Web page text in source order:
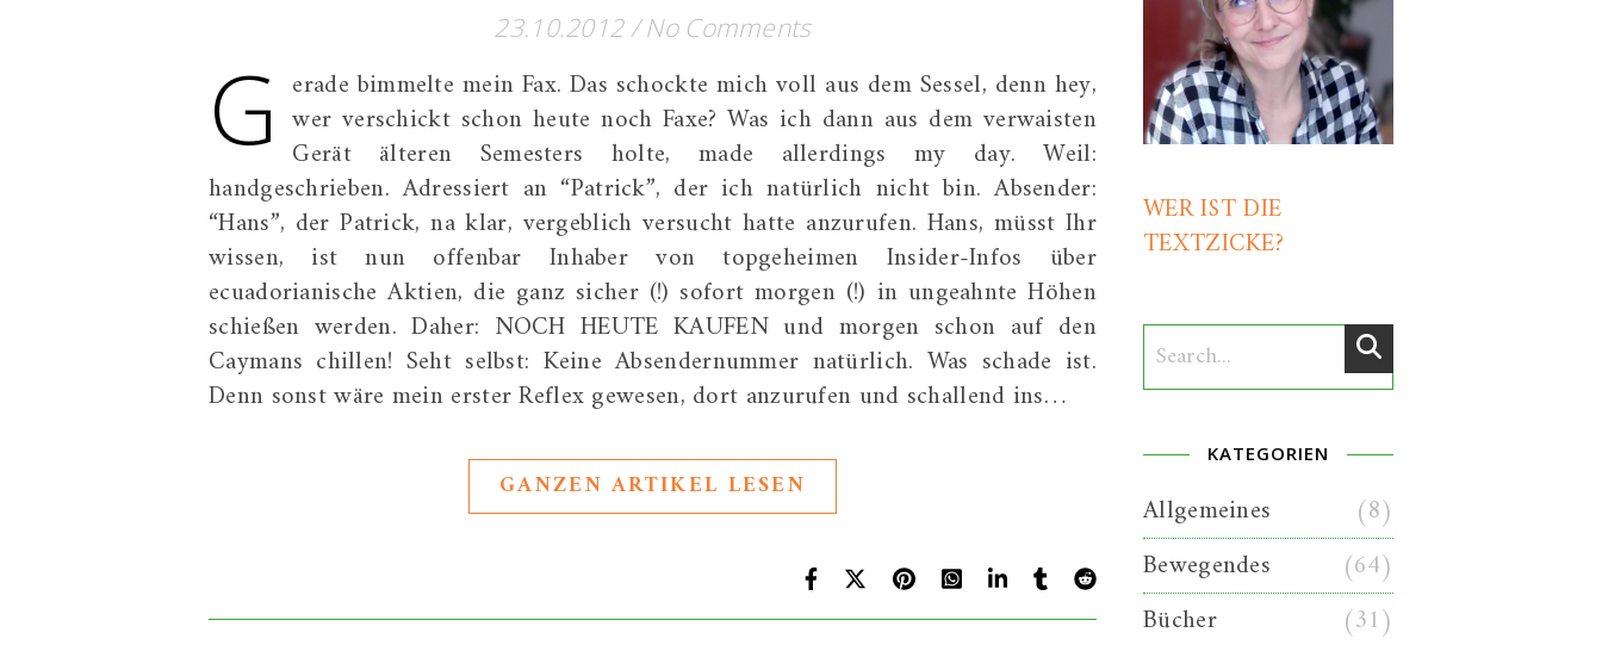
23.10.2012 / No Comments
G erade bimmelte mein Fax. Das schockte mich voll aus dem Sessel, denn hey,
wer verschickt schon heute noch Faxe? Was ich dann aus dem verwaisten
Gerät älteren Semesters holte, made allerdings my day. Weil:
handgeschrieben. Adressiert an “Patrick”, der ich natürlich nicht bin. Absender:
“Hans”, der Patrick, na klar, vergeblich versucht hatte anzurufen. Hans, müsst Ihr
wissen, ist nun offenbar Inhaber von topgeheimen Insider-Infos über
ecuadorianische Aktien, die ganz sicher (!) sofort morgen (!) in ungeahnte Höhen
schießen werden. Daher: NOCH HEUTE KAUFEN und morgen schon auf den
Caymans chillen! Seht selbst: Keine Absendernummer natürlich. Was schade ist.
Denn sonst wäre mein erster Reflex gewesen, dort anzurufen und schallend ins…
GANZEN ARTIKEL LESEN
WER IST DIE
TEXTZICKE?
KATEGORIEN
Allgemeines
(8)
Bewegendes
(64)
Bücher
(31)